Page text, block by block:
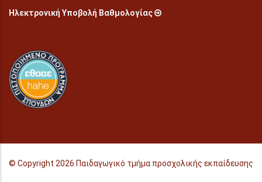
Ηλεκτρονική Υποβολή Βαθμολογίας
© Copyright 2026 Παιδαγωγικό τμήμα προσχολικής εκπαίδευσης